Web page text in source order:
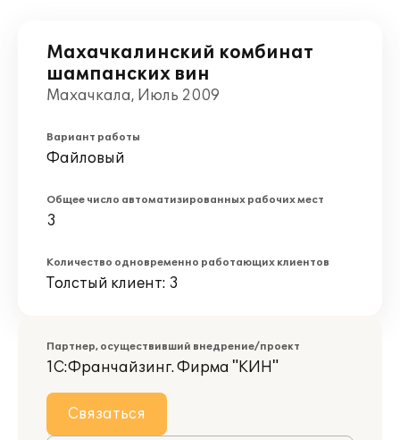
Махачкалинский комбинат
шампанских вин
Махачкала, Июль 2009
Вариант работы
Файловый
Общее число автоматизированных рабочих мест
3
Количество одновременно работающих клиентов
Толстый клиент: 3
Партнер, осуществивший внедрение/проект
1С:Франчайзинг. Фирма "КИН"
Связаться